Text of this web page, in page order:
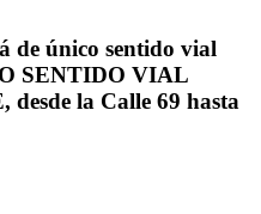
de único sentido vial
SENTIDO VIAL
, desde la Calle 69 hasta